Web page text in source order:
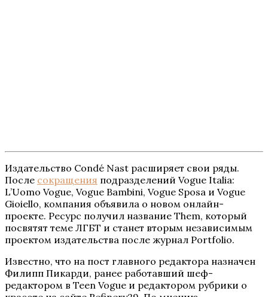
Издательство Condé Nast расширяет свои ряды.
После сокращения подразделений Vogue Italia:
L’Uomo Vogue, Vogue Bambini, Vogue Sposa и Vogue
Gioiello, компания объявила о новом онлайн-
проекте. Ресурс получил название Them, который
посвятят теме ЛГБТ и станет вторым независимым
проектом издательства после журнал Portfolio.
Известно, что на пост главного редактора назначен
Филипп Пикарди, ранее работавший шеф-
редактором в Teen Vogue и редактором рубрики о